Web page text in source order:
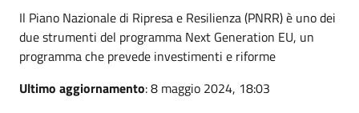
Il Piano Nazionale di Ripresa e Resilienza (PNRR) è uno dei
due strumenti del programma Next Generation EU, un
programma che prevede investimenti e riforme
Ultimo aggiornamento: 8 maggio 2024, 18:03